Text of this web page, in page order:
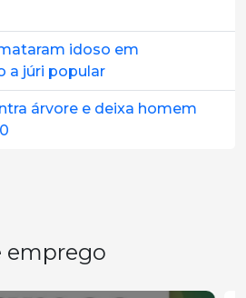
idoso em
a júri popular
árvore e deixa homem
emprego